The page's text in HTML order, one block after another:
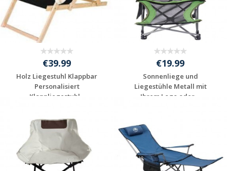
€39.99
Holz Liegestuhl Klappbar
Personalisiert
Klappliegestuhl...
Angebot anfordern
€19.99
Sonnenliege und
Liegestühle Metall mit
Ihrem Logo oder ...